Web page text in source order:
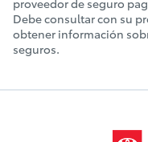
proveedor de seguro
Debe consultar con su
obtener información
seguros.